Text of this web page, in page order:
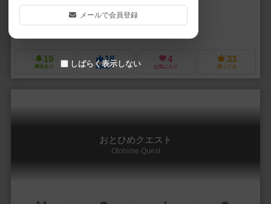
榎 智洋（Tomohiro Enoki）
榎乃家（Enoya）
ちゃがちゃがゲームズ（ChagaChaga Games）
19
興味あり
18
経験あり
4
お気に入り
33
持ってる
おとひめクエスト
Otohime Quest
メールで会員登録
しばらく表示しない